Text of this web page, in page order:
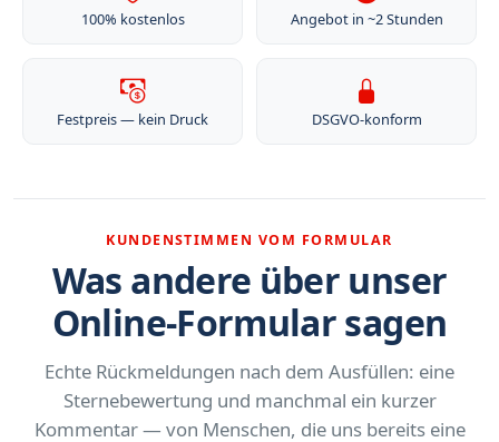
100% kostenlos Angebot in ~2 Stunden
Festpreis — kein Druck DSGVO-konform
KUNDENSTIMMEN VOM FORMULAR
Was andere über unser
Online-Formular sagen
Echte Rückmeldungen nach dem Ausfüllen: eine
Sternebewertung und manchmal ein kurzer
Kommentar — von Menschen, die uns bereits eine